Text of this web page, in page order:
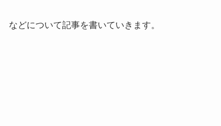
などについて記事を書いていきます。